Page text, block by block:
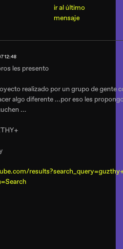
ir al último
mensaje
12:48
les presento
realizado por un grupo de gente
algo diferente ...por eso les
...